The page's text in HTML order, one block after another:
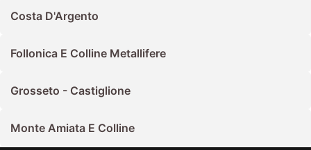
Costa D'Argento
Follonica E Colline Metallifere
Grosseto - Castiglione
Monte Amiata E Colline